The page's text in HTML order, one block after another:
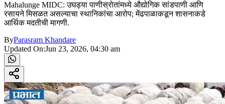
Mahalunge MIDC: उघड्या पाणीस्रोतांमध्ये औद्योगिक सांडपाणी आणि
रसायने मिसळत असल्याचा स्थानिकांचा आरोप; मेंढपाळाकडून शासनाकडे
आर्थिक मदतीची मागणी.
ByParasram Khandare
Updated On:Jun 23, 2026, 04:30 am